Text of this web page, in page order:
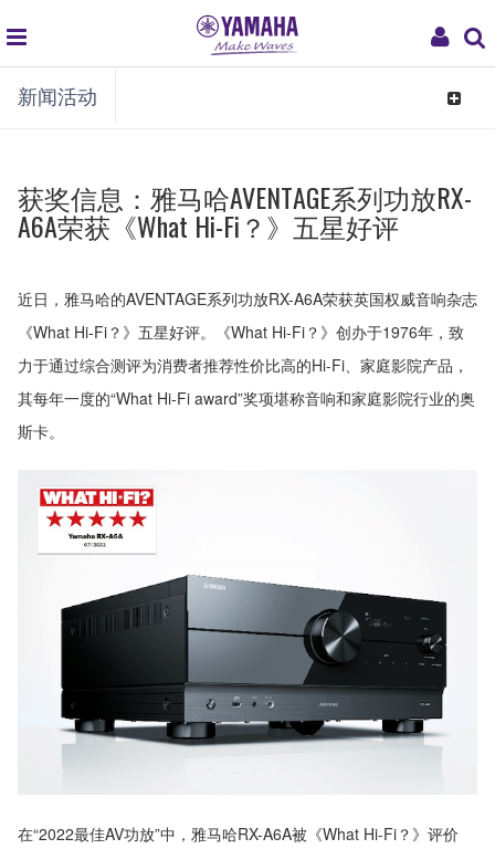
My
global
navigation
新闻活动
Toggle
获奖信息：雅马哈AVENTAGE系列功放RX-
A6A荣获《What Hi-Fi？》五星好评
近日，雅马哈的AVENTAGE系列功放RX-A6A荣获英国权威音响杂志
《What Hi-Fi？》五星好评。《What Hi-Fi？》创办于1976年，致
力于通过综合测评为消费者推荐性价比高的Hi-Fi、家庭影院产品，
其每年一度的“What Hi-Fi award”奖项堪称音响和家庭影院行业的奥
斯卡。
在“2022最佳AV功放”中，雅马哈RX-A6A被《What Hi-Fi？》评价